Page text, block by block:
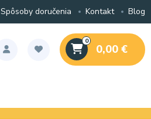
Spôsoby doručenia Kontakt Blog
0
0,00 €